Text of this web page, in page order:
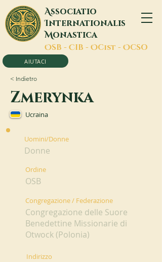
Associatio
Internationalis
Monastica
OSB - CIB - OCist - OCSO
AIUTACI
< Indietro
Zmerynka
Ucraina
Uomini/Donne
Donne
Ordine
OSB
Congregazione / Federazione
Congregazione delle Suore
Benedettine Missionarie di
Otwock (Polonia)
Indirizzo